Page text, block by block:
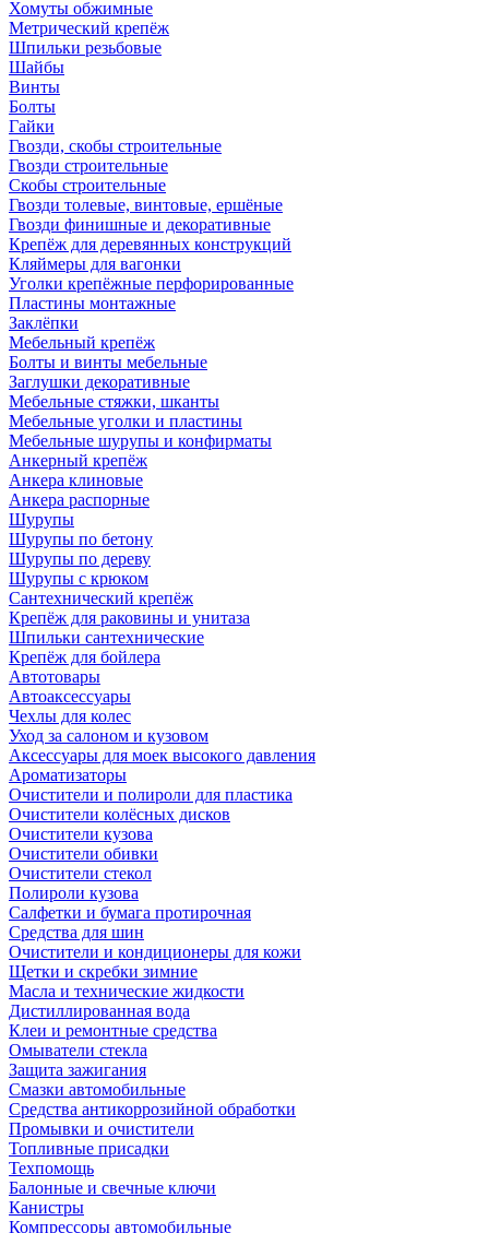
Хомуты обжимные
Метрический крепёж
Шпильки резьбовые
Шайбы
Винты
Болты
Гайки
Гвозди, скобы строительные
Гвозди строительные
Скобы строительные
Гвозди толевые, винтовые, ершёные
Гвозди финишные и декоративные
Крепёж для деревянных конструкций
Кляймеры для вагонки
Уголки крепёжные перфорированные
Пластины монтажные
Заклёпки
Мебельный крепёж
Болты и винты мебельные
Заглушки декоративные
Мебельные стяжки, шканты
Мебельные уголки и пластины
Мебельные шурупы и конфирматы
Анкерный крепёж
Анкера клиновые
Анкера распорные
Шурупы
Шурупы по бетону
Шурупы по дереву
Шурупы с крюком
Сантехнический крепёж
Крепёж для раковины и унитаза
Шпильки сантехнические
Крепёж для бойлера
Автотовары
Автоаксессуары
Чехлы для колес
Уход за салоном и кузовом
Аксессуары для моек высокого давления
Ароматизаторы
Очистители и полироли для пластика
Очистители колёсных дисков
Очистители кузова
Очистители обивки
Очистители стекол
Полироли кузова
Салфетки и бумага протирочная
Средства для шин
Очистители и кондиционеры для кожи
Щетки и скребки зимние
Масла и технические жидкости
Дистиллированная вода
Клеи и ремонтные средства
Омыватели стекла
Защита зажигания
Смазки автомобильные
Средства антикоррозийной обработки
Промывки и очистители
Топливные присадки
Техпомощь
Балонные и свечные ключи
Канистры
Компрессоры автомобильные